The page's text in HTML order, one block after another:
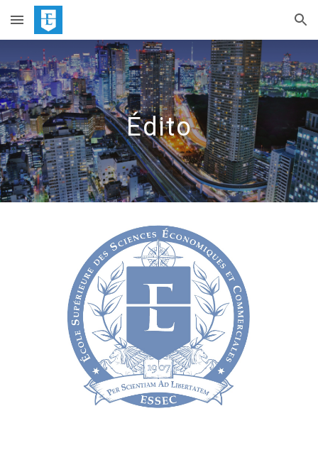
Skip to main content Skip to navigation
Édito